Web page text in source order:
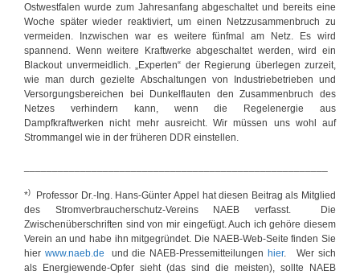
Ostwestfalen wurde zum Jahresanfang abgeschaltet und bereits eine
Woche später wieder reaktiviert, um einen Netzzusammenbruch zu
vermeiden. Inzwischen war es weitere fünfmal am Netz. Es wird
spannend. Wenn weitere Kraftwerke abgeschaltet werden, wird ein
Blackout unvermeidlich. „Experten“ der Regierung überlegen zurzeit,
wie man durch gezielte Abschaltungen von Industriebetrieben und
Versorgungsbereichen bei Dunkelflauten den Zusammenbruch des
Netzes verhindern kann, wenn die Regelenergie aus
Dampfkraftwerken nicht mehr ausreicht. Wir müssen uns wohl auf
Strommangel wie in der früheren DDR einstellen.
*)
Professor Dr.-Ing. Hans-Günter Appel hat diesen Beitrag als Mitglied
des Stromverbraucherschutz-Vereins NAEB verfasst. Die
Zwischenüberschriften sind von mir eingefügt. Auch ich gehöre diesem
Verein an und habe ihn mitgegründet. Die NAEB-Web-Seite finden Sie
hier www.naeb.de und die NAEB-Pressemitteilungen hier. Wer sich
als Energiewende-Opfer sieht (das sind die meisten), sollte NAEB